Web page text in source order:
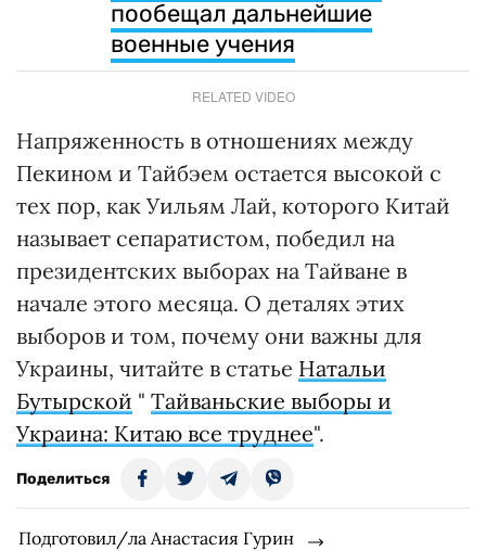
пообещал дальнейшие
военные учения
RELATED VIDEO
Напряженность в отношениях между
Пекином и Тайбэем остается высокой с
тех пор, как Уильям Лай, которого Китай
называет сепаратистом, победил на
президентских выборах на Тайване в
начале этого месяца. О деталях этих
выборов и том, почему они важны для
Украины, читайте в статье Натальи
Бутырской " Тайваньские выборы и
Украина: Китаю все труднее".
Поделиться
Подготовил/ла Анастасия Гурин